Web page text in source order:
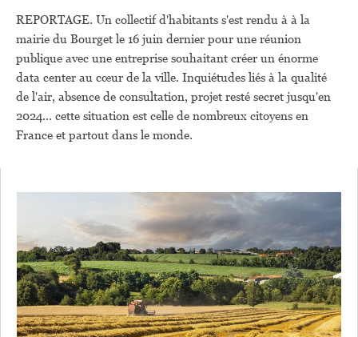
REPORTAGE. Un collectif d'habitants s'est rendu à à la
mairie du Bourget le 16 juin dernier pour une réunion
publique avec une entreprise souhaitant créer un énorme
data center au cœur de la ville. Inquiétudes liés à la qualité
de l'air, absence de consultation, projet resté secret jusqu'en
2024... cette situation est celle de nombreux citoyens en
France et partout dans le monde.